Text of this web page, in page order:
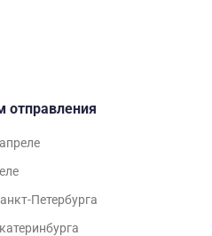
отправления
Петербурга